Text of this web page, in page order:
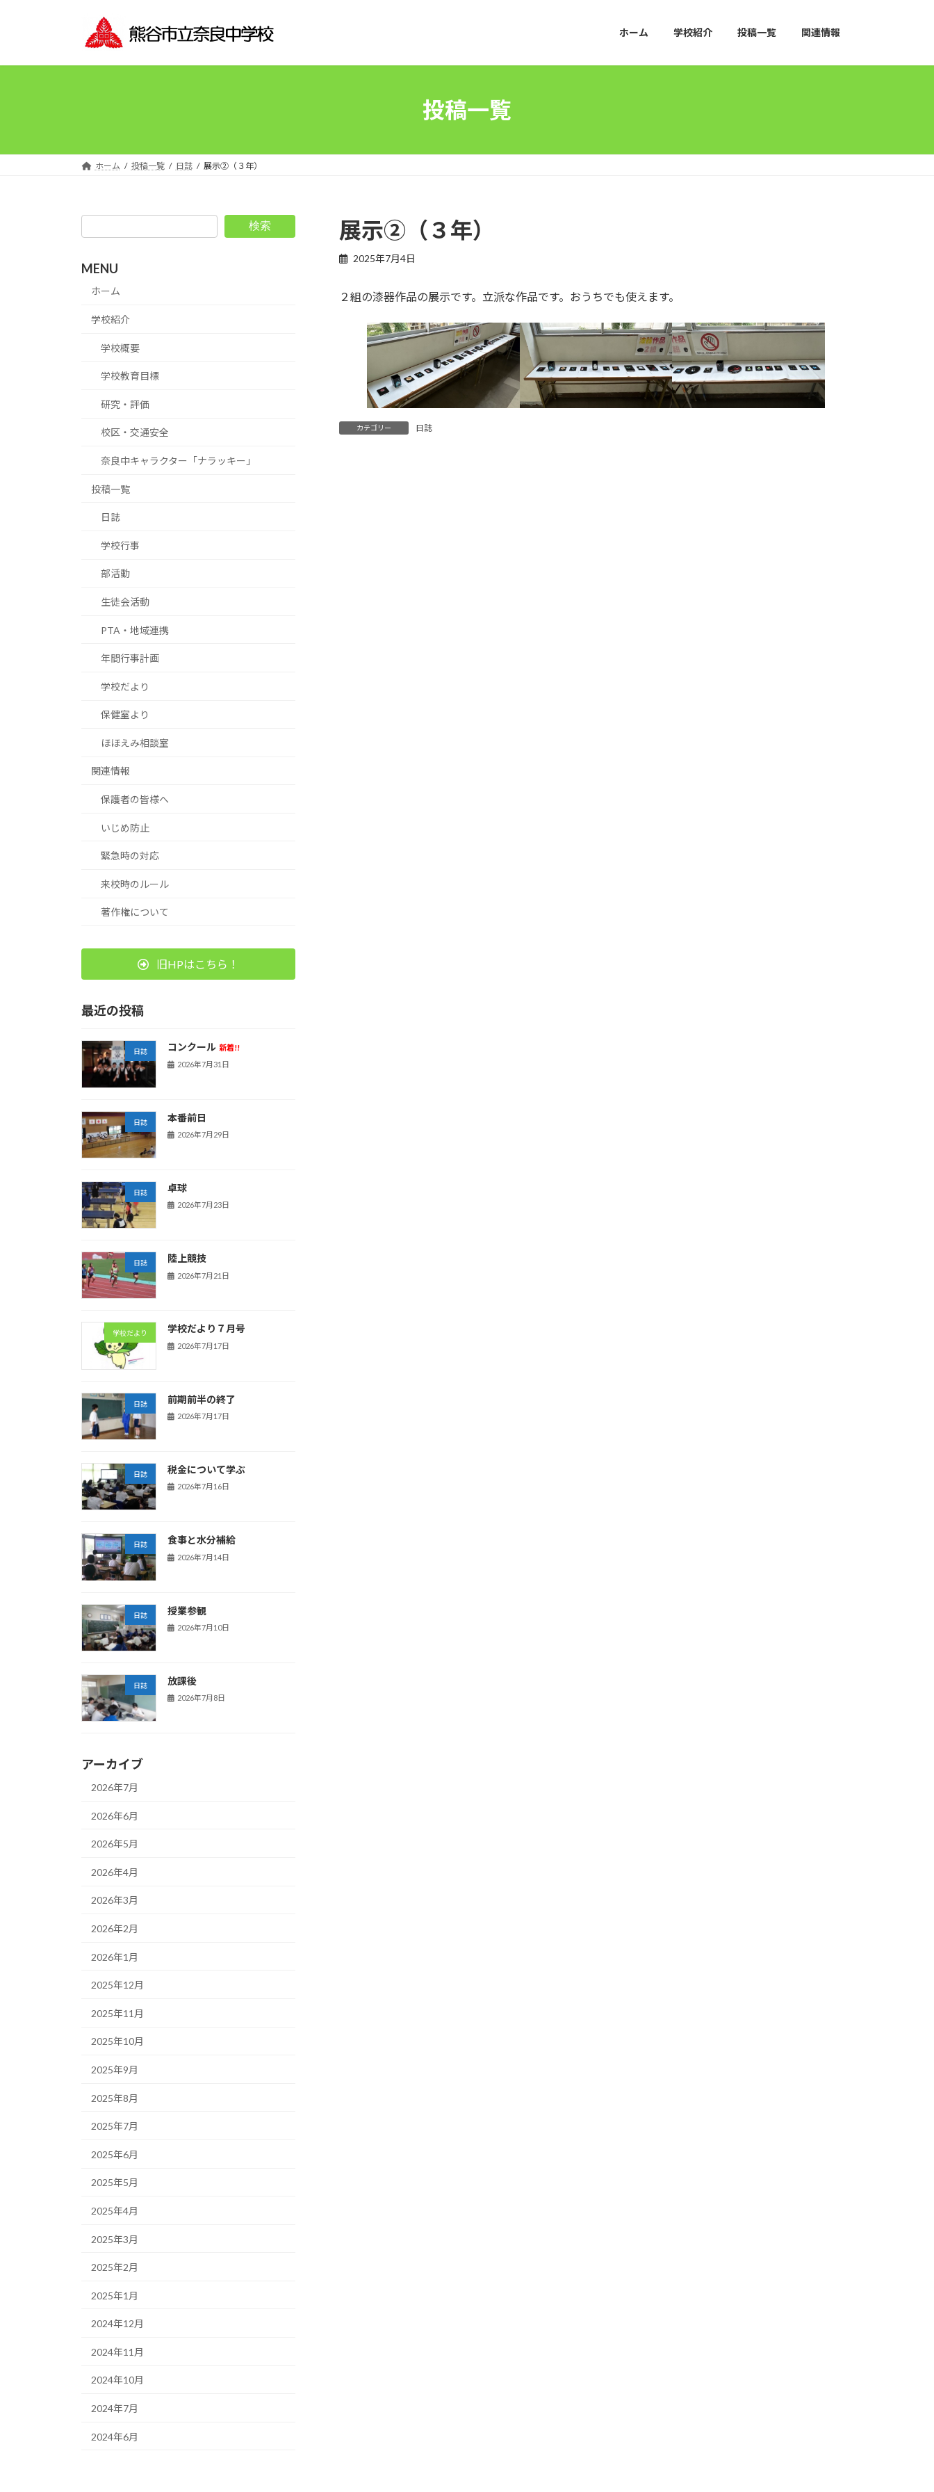
プ
動
ホーム 学校紹介 投稿一覧 関連情報
投稿一覧
ホーム 投稿一覧 日誌 展示②（３年）
展示②（３年）
2025年7月4日
２組の漆器作品の展示です。立派な作品です。おうちでも使えます。
カテゴリー 日誌
検索
MENU
ホーム
学校紹介
学校概要
学校教育目標
研究・評価
校区・交通安全
奈良中キャラクター「ナラッキー」
投稿一覧
日誌
学校行事
部活動
生徒会活動
PTA・地域連携
年間行事計画
学校だより
保健室より
ほほえみ相談室
関連情報
保護者の皆様へ
いじめ防止
緊急時の対応
来校時のルール
著作権について
旧HPはこちら！
最近の投稿
日誌 コンクール 新着!!
2026年7月31日
日誌 本番前日
2026年7月29日
日誌 卓球
2026年7月23日
日誌 陸上競技
2026年7月21日
学校だより 学校だより７月号
2026年7月17日
日誌 前期前半の終了
2026年7月17日
日誌 税金について学ぶ
2026年7月16日
日誌 食事と水分補給
2026年7月14日
日誌 授業参観
2026年7月10日
日誌 放課後
2026年7月8日
アーカイブ
2026年7月
2026年6月
2026年5月
2026年4月
2026年3月
2026年2月
2026年1月
2025年12月
2025年11月
2025年10月
2025年9月
2025年8月
2025年7月
2025年6月
2025年5月
2025年4月
2025年3月
2025年2月
2025年1月
2024年12月
2024年11月
2024年10月
2024年7月
2024年6月